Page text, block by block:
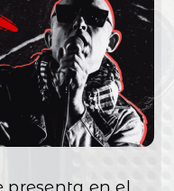
presenta en el